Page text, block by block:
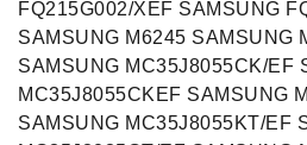
FQ215G002/XEF SAMSUNG
SAMSUNG M6245 SAMSUNG
SAMSUNG MC35J8055CK/EF
MC35J8055CKEF SAMSUNG
SAMSUNG MC35J8055KT/EF